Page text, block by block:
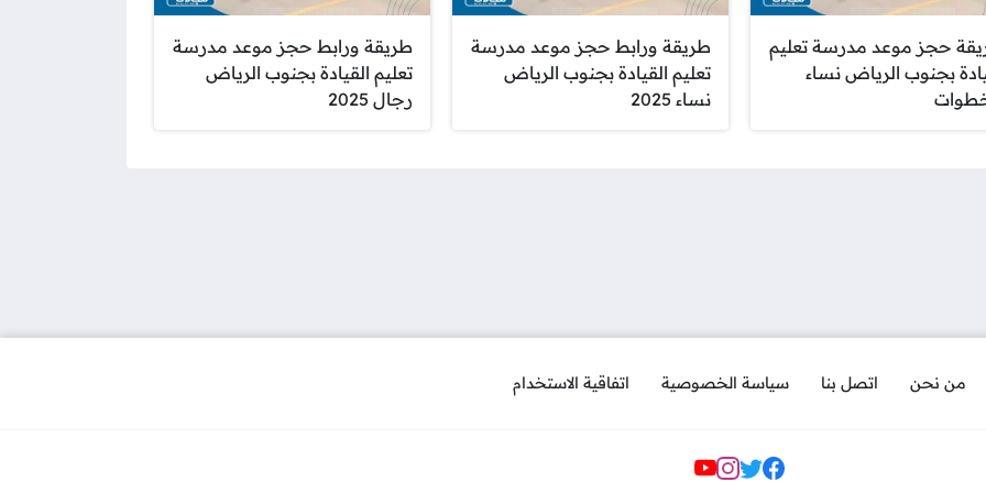
حجز موعد مدرسة تعليم
بجنوب الرياض نساء
طريقة ورابط حجز موعد مدرسة
تعليم القيادة بجنوب الرياض
نساء 2025
طريقة ورابط حجز موعد مدرسة
تعليم القيادة بجنوب الرياض
رجال 2025
من نحن اتصل بنا سياسة الخصوصية اتفاقية الاستخدام
مواقع التواصل